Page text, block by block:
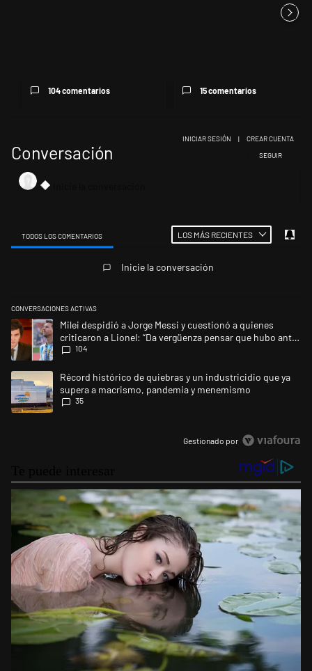
104 comentarios 15 comentarios
Conversación SIGA ESTA
SEGUIR
INICIAR SESIÓN | CREAR CUENTA
TODOS LOS COMENTARIOS LOS MÁS RECIENTES
Inicie la conversación
CONVERSACIONES ACTIVAS
Este listado muestra los artículos con más comentarios en los últimos
Un artículo de tendencia con el título "Milei despidió a Jorge Messi y
Milei despidió a Jorge Messi y cuestionó a quienes
criticaron a Lionel: “Da vergüenza pensar que hubo anti-
Messi”
104
Un artículo de tendencia con el título "Récord histórico de quiebras y
Récord histórico de quiebras y un industricidio que ya
supera a macrismo, pandemia y menemismo
35
Gestionado por